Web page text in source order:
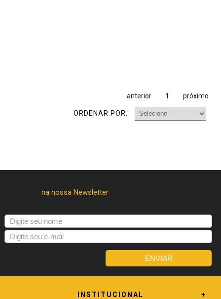
anterior 1 próximo
ORDENAR POR:
INSTITUCIONAL